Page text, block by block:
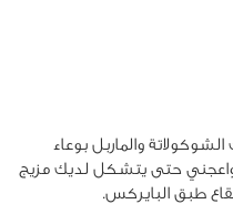
والماربل بوعاء
حتى يتشكل لديك مزيج
طبق البايركس.